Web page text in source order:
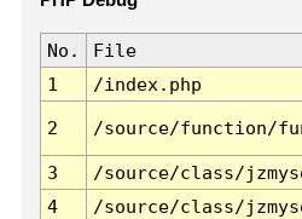
No. File
1
/index.php
2 /source/function/
3 /source/class/
4
/source/class/